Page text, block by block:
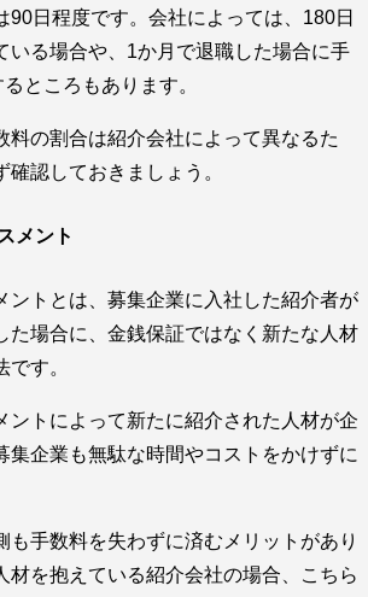
90日程度です。会社によっては、180日
いる場合や、1か月で退職した場合に手
ところもあります。
料の割合は紹介会社によって異なるた
認しておきましょう。
メント
ントとは、募集企業に入社した紹介者が
た場合に、金銭保証ではなく新たな人材
す。
ントによって新たに紹介された人材が企
集企業も無駄な時間やコストをかけずに
も手数料を失わずに済むメリットがあり
材を抱えている紹介会社の場合、こちら